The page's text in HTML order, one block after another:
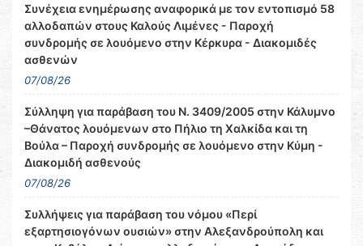
Συνέχεια ενημέρωσης αναφορικά με τον εντοπισμό 58
αλλοδαπών στους Καλούς Λιμένες - Παροχή
συνδρομής σε λουόμενο στην Κέρκυρα - Διακομιδές
ασθενών
07/08/26
Σύλληψη για παράβαση του Ν. 3409/2005 στην Κάλυμνο
–Θάνατος λουόμενων στο Πήλιο τη Χαλκίδα και τη
Βούλα – Παροχή συνδρομής σε λουόμενο στην Κύμη -
Διακομιδή ασθενούς
07/08/26
Συλλήψεις για παράβαση του νόμου «Περί
εξαρτησιογόνων ουσιών» στην Αλεξανδρούπολη και